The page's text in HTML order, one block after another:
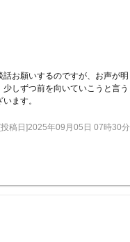
お願いするのですが、お声が明
しずつ前を向いていこうと言う
ます。
[投稿日]2025年09月05日 07時30分